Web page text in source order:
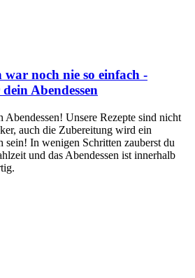
war noch nie so einfach -
Abendessen
Abendessen! Unsere Rezepte sind nicht
auch die Zubereitung wird ein
In wenigen Schritten zauberst du
und das Abendessen ist innerhalb